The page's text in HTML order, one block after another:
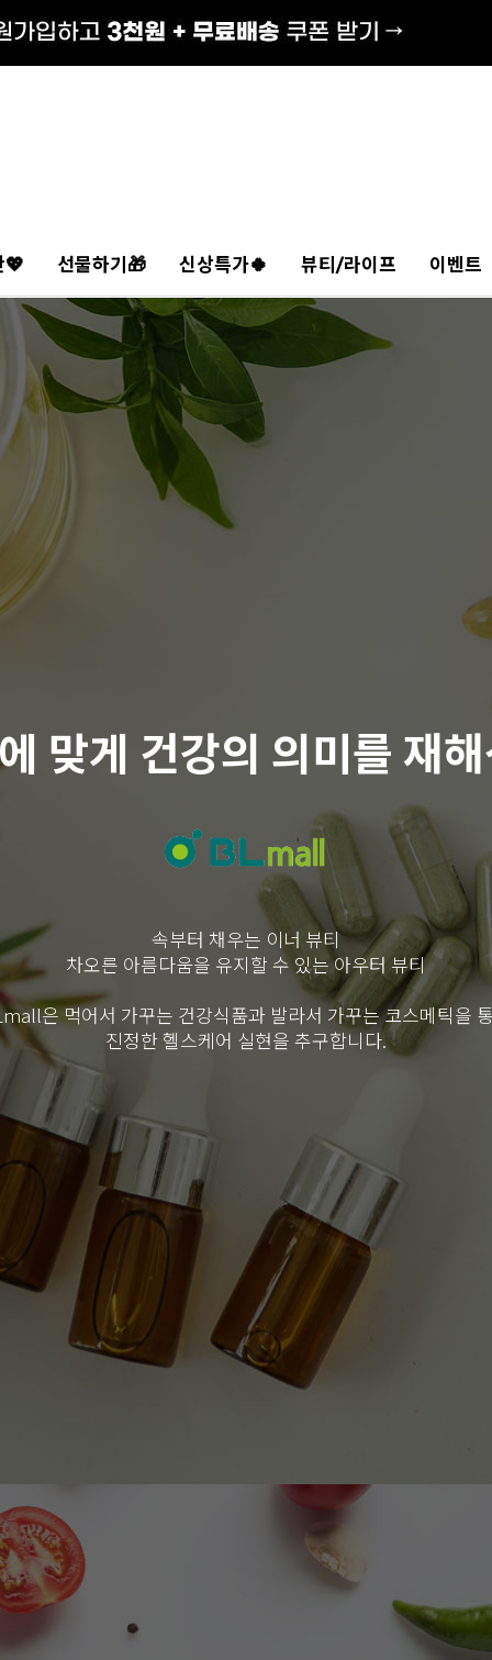
💖 선물하기🎁 신상특가🍀 뷰티/라이프 이벤트
맞게 건강의 의미를 재
속부터 채우는 이너 뷰티
차오른 아름다움을 유지할 수 있는 아우터 뷰티
은 먹어서 가꾸는 건강식품과 발라서 가꾸는 코스메틱을
진정한 헬스케어 실현을 추구합니다.